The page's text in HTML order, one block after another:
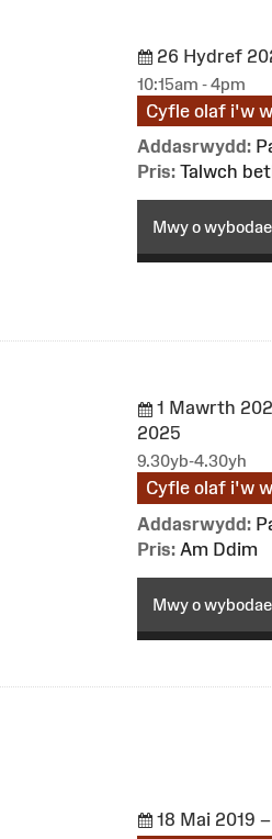
26 Hydref
10:15am - 4pm
Cyfle olaf i'w
Addasrwydd:
Pris: Talwch
Mwy o
1 Mawrth
2025
9.30yb-4.30yh
Cyfle olaf i'w
Addasrwydd:
Pris: Am Ddim
Mwy o
18 Mai 2019